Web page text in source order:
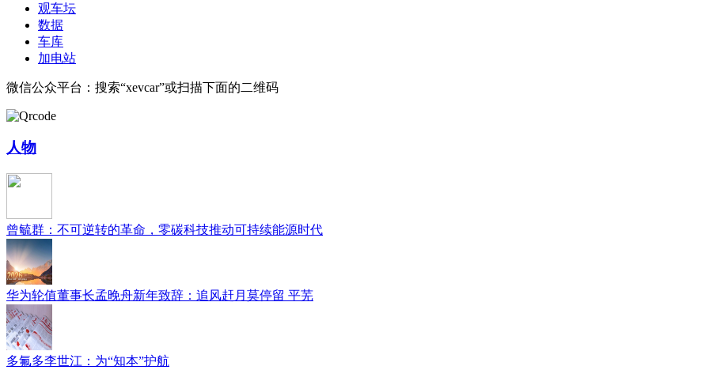
观车坛
数据
车库
加电站
微信公众平台：搜索“xevcar”或扫描下面的二维码
人物
曾毓群：不可逆转的革命，零碳科技推动可持续能源时代
华为轮值董事长孟晚舟新年致辞：追风赶月莫停留 平芜
多氟多李世江：为“知本”护航